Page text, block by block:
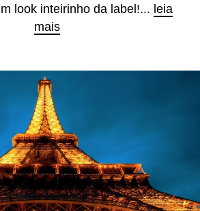
look inteirinho da label!... leia
mais